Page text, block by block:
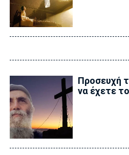
Προσευχή
να έχετε